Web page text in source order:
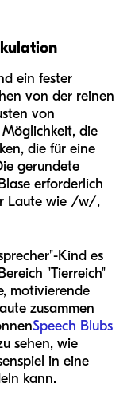
ein fester
von der reinen
von
die
die für eine
gerundete
erforderlich
Laute wie /w/,
Kind es
"Tierreich"
motivierende
zusammen
Speech Blubs
sehen, wie
in eine
kann.